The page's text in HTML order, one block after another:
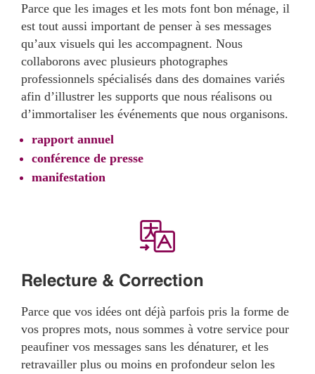
Parce que les images et les mots font bon ménage, il
est tout aussi important de penser à ses messages
qu’aux visuels qui les accompagnent. Nous
collaborons avec plusieurs photographes
professionnels spécialisés dans des domaines variés
afin d’illustrer les supports que nous réalisons ou
d’immortaliser les événements que nous organisons.
rapport annuel
conférence de presse
manifestation
Relecture & Correction
Parce que vos idées ont déjà parfois pris la forme de
vos propres mots, nous sommes à votre service pour
peaufiner vos messages sans les dénaturer, et les
retravailler plus ou moins en profondeur selon les